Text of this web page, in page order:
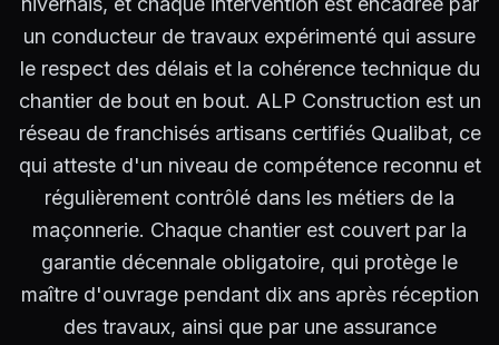
un conducteur de travaux expérimenté qui assure
le respect des délais et la cohérence technique du
chantier de bout en bout. ALP Construction est un
réseau de franchisés artisans certifiés Qualibat, ce
qui atteste d'un niveau de compétence reconnu et
régulièrement contrôlé dans les métiers de la
maçonnerie. Chaque chantier est couvert par la
garantie décennale obligatoire, qui protège le
maître d'ouvrage pendant dix ans après réception
des travaux, ainsi que par une assurance